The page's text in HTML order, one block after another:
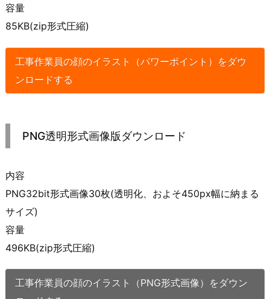
容量
85KB(zip形式圧縮)
工事作業員の顔のイラスト（パワーポイント）をダウ
ンロードする
PNG透明形式画像版ダウンロード
内容
PNG32bit形式画像30枚(透明化、およそ450px幅に納まる
サイズ)
容量
496KB(zip形式圧縮)
工事作業員の顔のイラスト（PNG形式画像）をダウン